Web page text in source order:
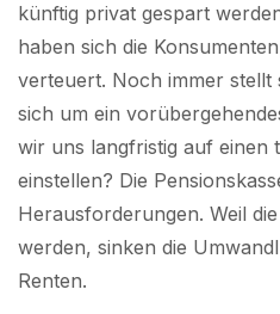
künftig privat gespart
haben sich die
verteuert. Noch immer stellt
sich um ein
wir uns langfristig auf einen
einstellen? Die
Herausforderungen. Weil
werden, sinken die
Renten.